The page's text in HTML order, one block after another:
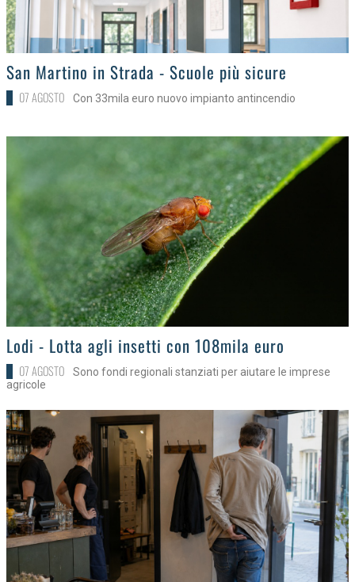
>
San Martino in Strada - Scuole più sicure
07 AGOSTO Con 33mila euro nuovo impianto antincendio
>Lodi - Lotta agli insetti con 108mila euro
07 AGOSTO
Sono fondi regionali stanziati per aiutare le imprese
agricole